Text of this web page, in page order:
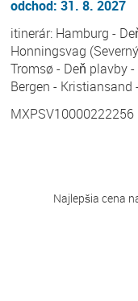
odchod: 31. 8. 2027
itinerár: Hamburg -
Honningsvag
Tromsø - Deň plavby
Bergen -
MXPSV10000222256
Najlepšia cena